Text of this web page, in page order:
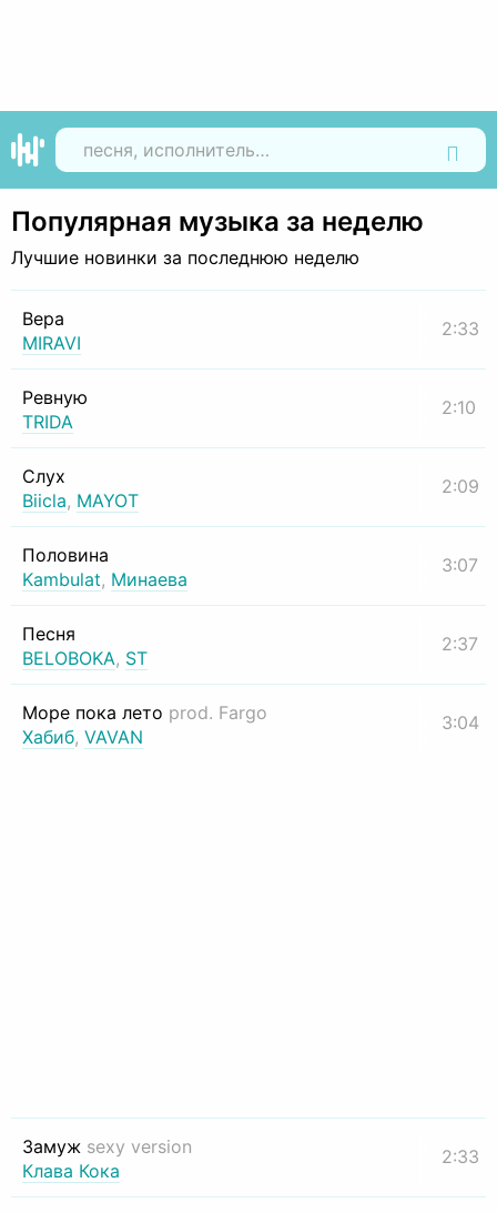
Популярная музыка за неделю
Лучшие новинки за последнюю неделю
Вера
MIRAVI
2:33
Ревную
TRIDA
2:10
Слух
Biicla, MAYOT
2:09
Половина
Kambulat, Минаева
3:07
Песня
BELOBOKA, ST
2:37
Море пока лето prod. Fargo
Хабиб, VAVAN
3:04
Замуж sexy version
Клава Кока
2:33